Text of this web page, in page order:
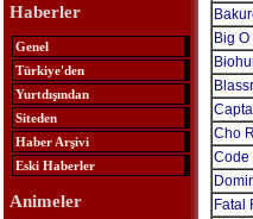
Haberler
Genel
Türkiye'den
Yurtdışından
Siteden
Haber Arşivi
Eski Haberler
Animeler
Big O
Cho
Code
Fatal